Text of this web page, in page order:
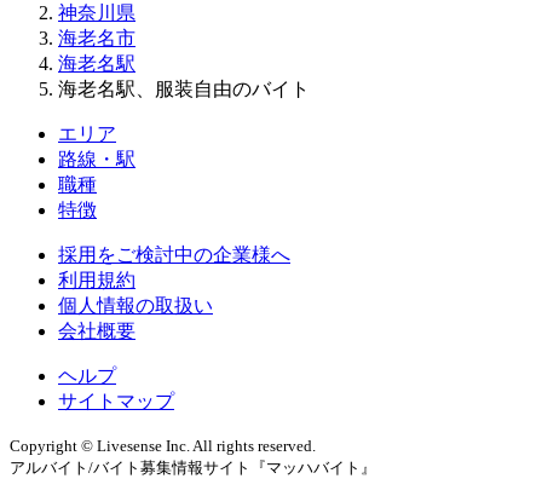
神奈川県
海老名市
海老名駅
海老名駅、服装自由のバイト
エリア
路線・駅
職種
特徴
採用をご検討中の企業様へ
利用規約
個人情報の取扱い
会社概要
ヘルプ
サイトマップ
Copyright © Livesense Inc. All rights reserved.
アルバイト/バイト募集情報サイト『マッハバイト』